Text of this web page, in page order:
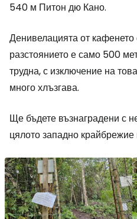
540 м Питон дю Кано.
Денивелацията от кафенето
разстоянието е само 500
трудна, с изключение на
много хлъзгава.
Ще бъдете възнаградени с
цялото западно